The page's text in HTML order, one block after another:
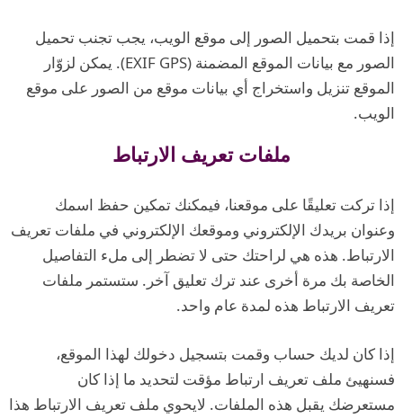
إذا قمت بتحميل الصور إلى موقع الويب، يجب تجنب تحميل
الصور مع بيانات الموقع المضمنة (EXIF GPS). يمكن لزوّار
الموقع تنزيل واستخراج أي بيانات موقع من الصور على موقع
الويب.
ملفات تعريف الارتباط
إذا تركت تعليقًا على موقعنا، فيمكنك تمكين حفظ اسمك
وعنوان بريدك الإلكتروني وموقعك الإلكتروني في ملفات تعريف
الارتباط. هذه هي لراحتك حتى لا تضطر إلى ملء التفاصيل
الخاصة بك مرة أخرى عند ترك تعليق آخر. ستستمر ملفات
تعريف الارتباط هذه لمدة عام واحد.
إذا كان لديك حساب وقمت بتسجيل دخولك لهذا الموقع،
فسنهيئ ملف تعريف ارتباط مؤقت لتحديد ما إذا كان
مستعرضك يقبل هذه الملفات. لايحوي ملف تعريف الارتباط هذا